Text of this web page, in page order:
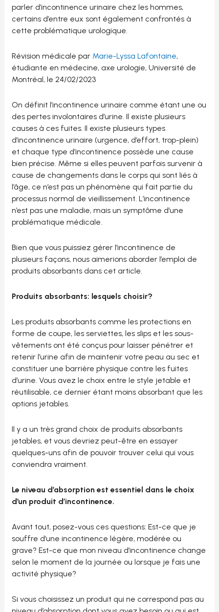
parler d’incontinence urinaire chez les hommes,
certains d’entre eux sont également confrontés à
cette problématique urologique.
Révision médicale par Marie-Lyssa Lafontaine,
étudiante en médecine, axe urologie, Université de
Montréal, le 24/02/2023
On définit l’incontinence urinaire comme étant une ou
des pertes involontaires d’urine. Il existe plusieurs
causes à ces fuites. Il existe plusieurs types
d’incontinence urinaire (urgence, d’effort, trop-plein)
et chaque type d’incontinence possède une cause
bien précise. Même si elles peuvent parfois survenir à
cause de changements dans le corps qui sont liés à
l’âge, ce n’est pas un phénomène qui fait partie du
processus normal de vieillissement. L’incontinence
n’est pas une maladie, mais un symptôme d’une
problématique médicale.
Bien que vous puissiez gérer l’incontinence de
plusieurs façons, nous aimerions aborder l’emploi de
produits absorbants dans cet article.
Produits absorbants: lesquels choisir?
Les produits absorbants comme les protections en
forme de coupe, les serviettes, les slips et les sous-
vêtements ont été conçus pour laisser pénétrer et
retenir l’urine afin de maintenir votre peau au sec et
constituer une barrière physique contre les fuites
d’urine. Vous avez le choix entre le style jetable et
réutilisable, ce dernier étant moins absorbant que les
options jetables.
Il y a un très grand choix de produits absorbants
jetables, et vous devriez peut-être en essayer
quelques-uns afin de pouvoir trouver celui qui vous
conviendra vraiment.
Le niveau d’absorption est essentiel dans le choix
d’un produit d’incontinence.
Avant tout, posez-vous ces questions: Est-ce que je
souffre d’une incontinence légère, modérée ou
grave? Est-ce que mon niveau d’incontinence change
selon le moment de la journée ou lorsque je fais une
activité physique?
Si vous choisissez un produit qui ne correspond pas au